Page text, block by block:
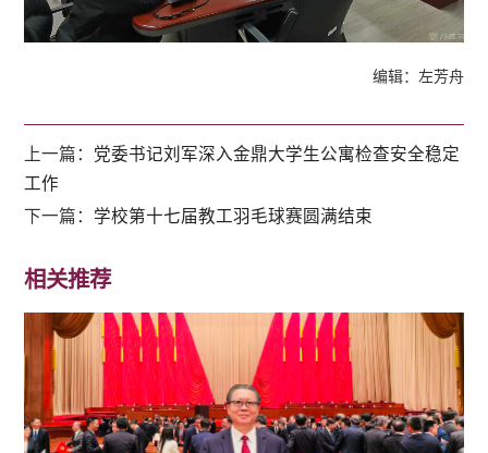
编辑：左芳舟
上一篇： 党委书记刘军深入金鼎大学生公寓检查安全稳定
工作
下一篇： 学校第十七届教工羽毛球赛圆满结束
相关推荐